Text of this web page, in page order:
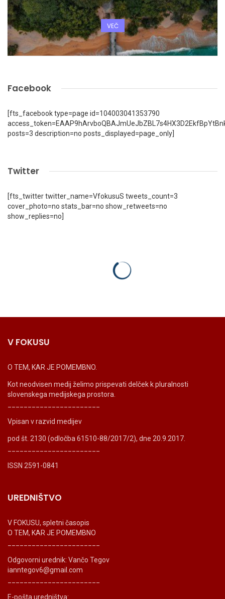
VEČ
Facebook
[fts_facebook type=page id=104003041353790
posts=3 description=no posts_displayed=page_only]
Twitter
[fts_twitter twitter_name=VfokusuS tweets_count=3
cover_photo=no stats_bar=no show_retweets=no
show_replies=no]
V FOKUSU
O TEM, KAR JE POMEMBNO.
Kot neodvisen medij želimo prispevati delček k pluralnosti
slovenskega medijskega prostora.
Vpisan v razvid medijev
pod št. 2130 (odločba 61510-88/2017/2), dne 20.9.2017.
ISSN 2591-0841
UREDNIŠTVO
V FOKUSU, spletni časopis
O TEM, KAR JE POMEMBNO
Odgovorni urednik: Vančo Tegov
ianntegov6@gmail.com
E-pošta uredništva: